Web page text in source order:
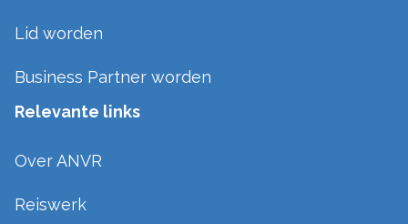
Lid worden
Business Partner worden
Relevante links
Over ANVR
Reiswerk